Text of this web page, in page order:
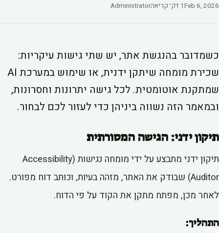
Feb 6,1 דק׳ קריאה Administrator
בהנגשת אתר, יש שתי גישות עיקריות:
שכירת מומחה שיתקן ידנית, או שימוש במערכת AI
אוטומטית. לכל גישה יתרונות וחסרונות,
הזה נשווה ביניהן כדי לעזור לכם לבחור.
ידני: הגישה המסורתית
תיקון ידני מתבצע על ידי מומחה נגישות (Accessibility
Auditor) שבודק את האתר, מזהה בעיות, וכותב דוח מפורט.
מכן, מפתח מתקן את הקוד על פי הדוח.